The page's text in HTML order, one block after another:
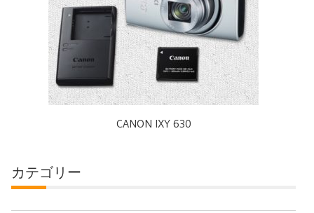
CANON IXY 630
カテゴリー